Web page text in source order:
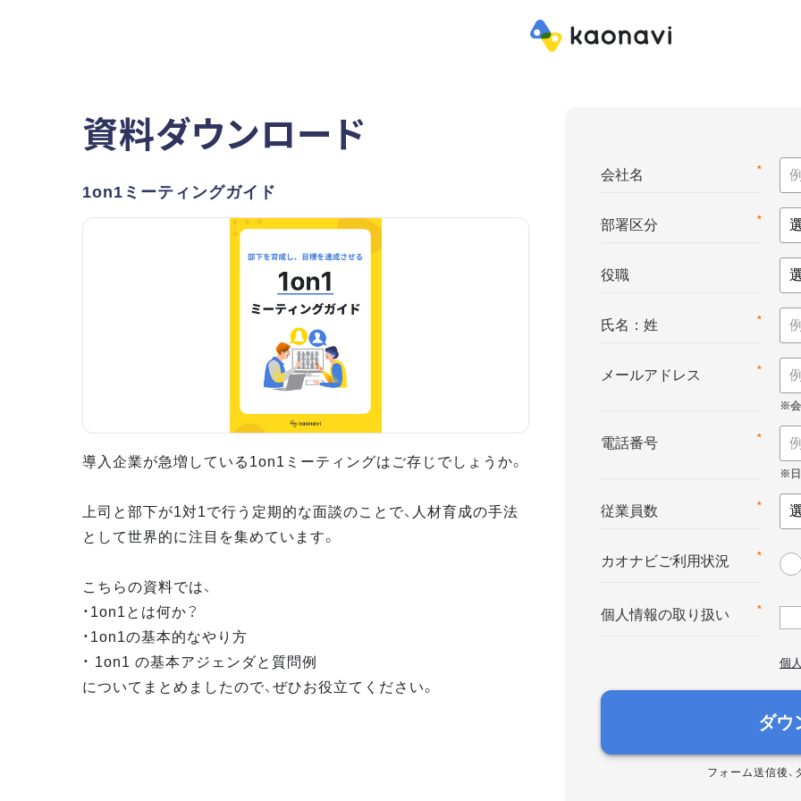
資料ダウンロード
1on1ミーティングガイド
導入企業が急増している1on1ミーティングはご存じでしょうか。
上司と部下が1対1で行う定期的な面談のことで、人材育成の手法
として世界的に注目を集めています。
こちらの資料では、
・1on1とは何か？
・1on1の基本的なやり方
・ 1on1 の基本アジェンダと質問例
についてまとめましたので、ぜひお役立てください。
*
会社名
*
部署区分
役職
*
氏名：姓
*
メールアドレス
*
電話番号
*
従業員数
*
カオナビご利用状況
*
個人情報の取り扱い
個
ダウ
フォーム送信後